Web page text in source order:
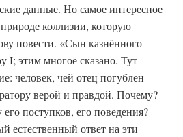
данные. Но самое интересное
коллизии, которую
повести. «Сын казнённого
I; этим многое сказано. Тут
человек, чей отец погублен
верой и правдой. Почему?
поступков, его поведения?
ответ на эти